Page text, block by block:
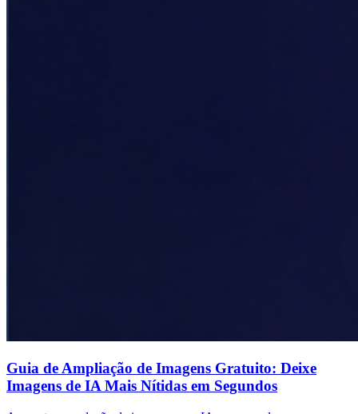
Guia de Ampliação de Imagens Gratuito: Deixe
Imagens de IA Mais Nítidas em Segundos